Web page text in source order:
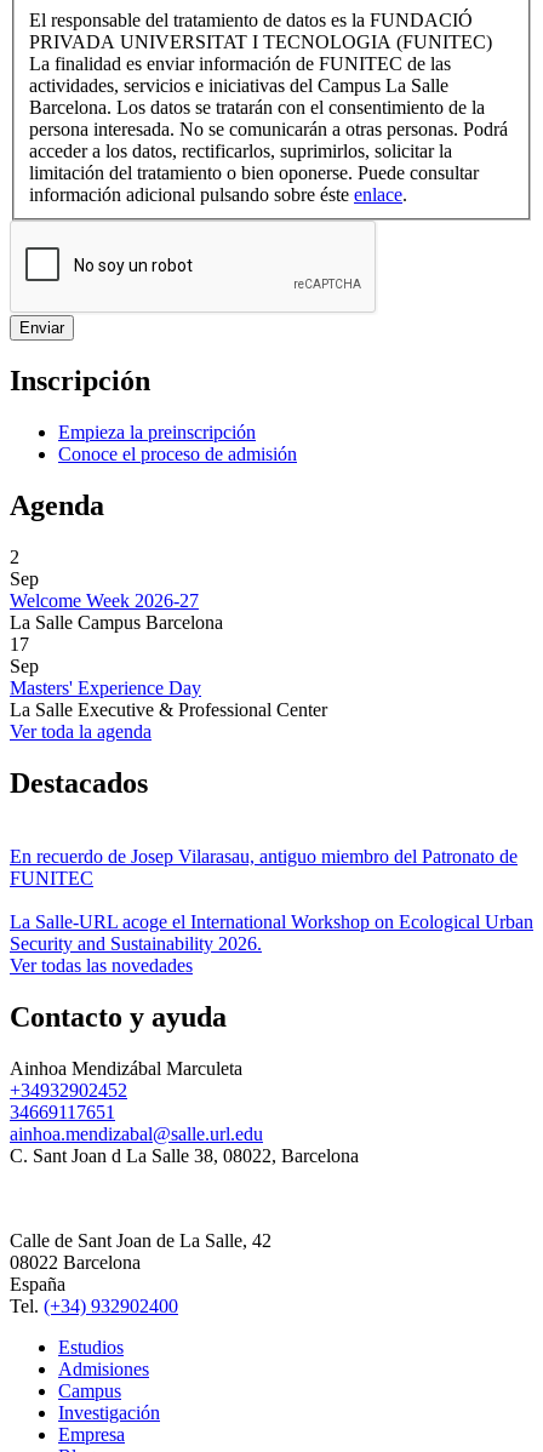
El responsable del tratamiento de datos es la FUNDACIÓ
PRIVADA UNIVERSITAT I TECNOLOGIA (FUNITEC)
La finalidad es enviar información de FUNITEC de las
actividades, servicios e iniciativas del Campus La Salle
Barcelona. Los datos se tratarán con el consentimiento de la
persona interesada. No se comunicarán a otras personas. Podrá
acceder a los datos, rectificarlos, suprimirlos, solicitar la
limitación del tratamiento o bien oponerse. Puede consultar
información adicional pulsando sobre éste enlace.
Inscripción
Empieza la preinscripción
Conoce el proceso de admisión
Agenda
2
Sep
Welcome Week 2026-27
La Salle Campus Barcelona
17
Sep
Masters' Experience Day
La Salle Executive & Professional Center
Ver toda la agenda
Destacados
En recuerdo de Josep Vilarasau, antiguo miembro del Patronato de
FUNITEC
La Salle-URL acoge el International Workshop on Ecological Urban
Security and Sustainability 2026.
Ver todas las novedades
Contacto y ayuda
Ainhoa Mendizábal Marculeta
+34932902452
34669117651
ainhoa.mendizabal@salle.url.edu
C. Sant Joan d La Salle 38, 08022, Barcelona
Calle de Sant Joan de La Salle, 42
08022 Barcelona
España
Tel. (+34) 932902400
Estudios
Admisiones
Campus
Investigación
Empresa